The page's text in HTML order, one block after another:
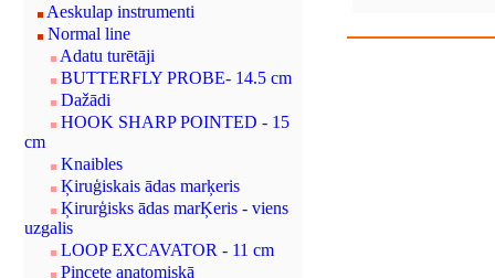
Aeskulap instrumenti
Normal line
Adatu turētāji
BUTTERFLY PROBE- 14.5 cm
Dažādi
HOOK SHARP POINTED - 15
cm
Knaibles
Ķiruģiskais ādas marķeris
Ķirurģisks ādas marĶeris - viens
uzgalis
LOOP EXCAVATOR - 11 cm
Pincete anatomiskā